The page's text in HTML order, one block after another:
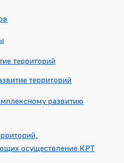
территорий
территорий
развитию
осуществление КРТ